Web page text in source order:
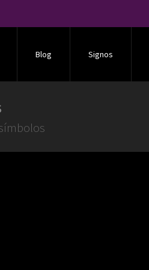
Blog Signos